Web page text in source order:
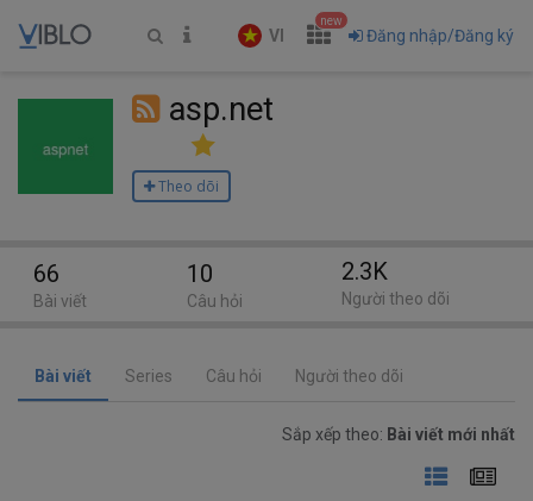
VI
new
Đăng nhập/Đăng ký
asp.net
Theo dõi
Bài viết Series Câu hỏi Người theo dõi
Sắp xếp theo: Bài viết mới nhất
66
Bài viết
10
Câu hỏi
2.3K
Người theo dõi